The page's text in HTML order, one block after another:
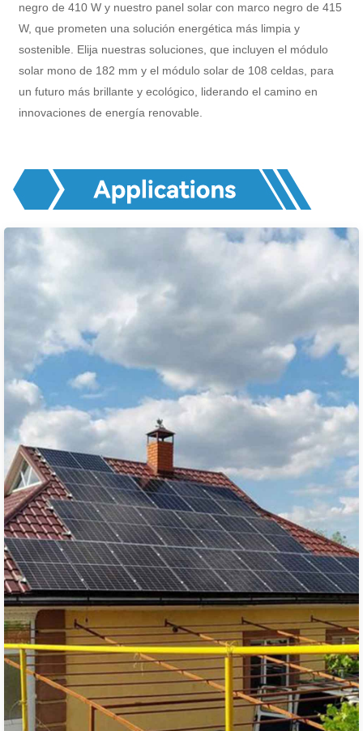
negro de 410 W y nuestro panel solar con marco negro de 415
W, que prometen una solución energética más limpia y
sostenible. Elija nuestras soluciones, que incluyen el módulo
solar mono de 182 mm y el módulo solar de 108 celdas, para
un futuro más brillante y ecológico, liderando el camino en
innovaciones de energía renovable.